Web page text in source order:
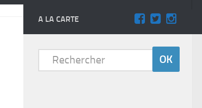
A LA CARTE